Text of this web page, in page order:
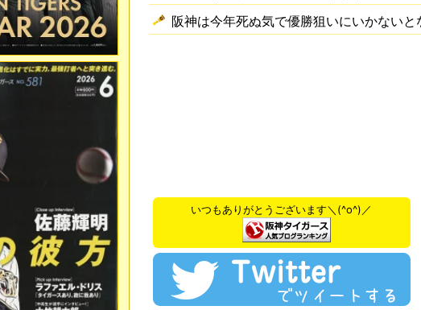
阪神は今年死ぬ気で優勝狙いにいかないと
いつもありがとうございます＼(^o^)／